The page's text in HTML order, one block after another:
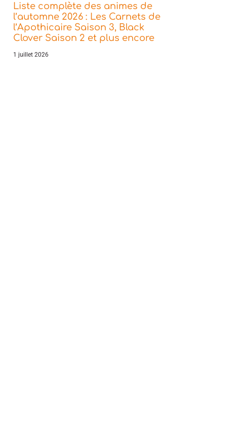
Liste complète des animes de
l’automne 2026 : Les Carnets de
l’Apothicaire Saison 3, Black
Clover Saison 2 et plus encore
1 juillet 2026